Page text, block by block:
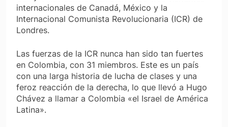
internacionales de Canadá, México y la
Internacional Comunista Revolucionaria (ICR) de
Londres.
Las fuerzas de la ICR nunca han sido tan fuertes
en Colombia, con 31 miembros. Este es un país
con una larga historia de lucha de clases y una
feroz reacción de la derecha, lo que llevó a Hugo
Chávez a llamar a Colombia «el Israel de América
Latina».